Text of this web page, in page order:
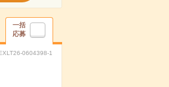
一括
応募
0604398-1